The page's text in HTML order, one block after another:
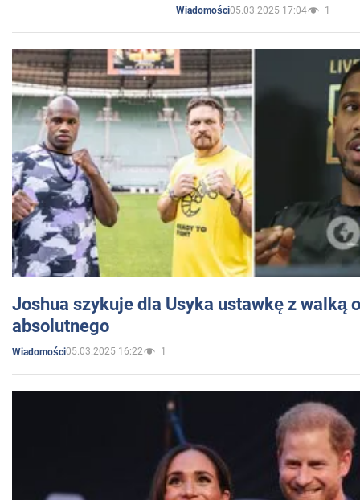
Wiadomości05.03.2025 17:04 1
Joshua szykuje dla Usyka ustawkę z walką
absolutnego
Wiadomości05.03.2025 16:22 1